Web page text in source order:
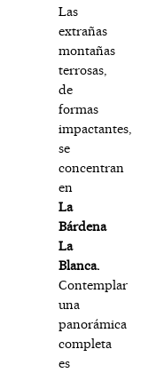
Las
extrañas
montañas
terrosas,
de
formas
impactantes,
se
concentran
en
La
Bárdena
La
Blanca.
Contemplar
una
panorámica
completa
es